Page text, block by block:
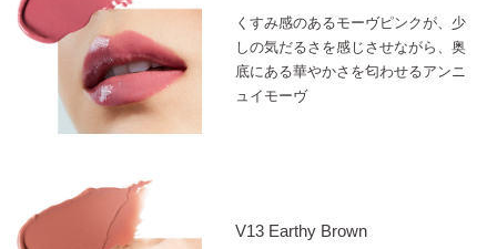
くすみ感のあるモーヴピンクが、少
しの気だるさを感じさせながら、奥
底にある華やかさを匂わせるアンニ
ュイモーヴ
V13 Earthy Brown